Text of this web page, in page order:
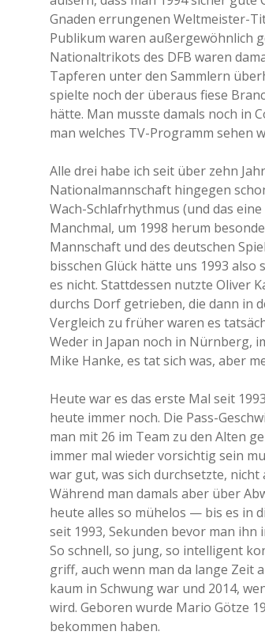
Gnaden errungenen Weltmeister-
Publikum waren außergewöhnlich
Nationaltrikots des DFB waren
Tapferen unter den Sammlern
spielte noch der überaus fiese
hätte. Man musste damals noch in
man welches TV-Programm sehen
Alle drei habe ich seit über zehn
Nationalmannschaft hingegen
Wach-Schlafrhythmus (und das
Manchmal, um 1998 herum
Mannschaft und des deutschen
bisschen Glück hätte uns 1993 also
es nicht. Stattdessen nutzte Oliver
durchs Dorf getrieben, die dann in
Vergleich zu früher waren es
Weder in Japan noch in Nürnberg,
Mike Hanke, es tat sich was, aber
Heute war es das erste Mal seit
heute immer noch. Die Pass-
man mit 26 im Team zu den Alten
immer mal wieder vorsichtig sein
war gut, was sich durchsetzte,
Während man damals aber über
heute alles so mühelos — bis es in
seit 1993, Sekunden bevor man ihn
So schnell, so jung, so intelligent
griff, auch wenn man da lange Zeit
kaum in Schwung war und 2014,
wird. Geboren wurde Mario Götze
bekommen haben.